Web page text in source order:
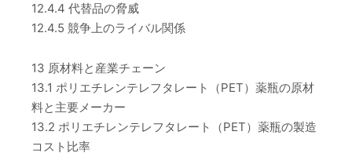
12.4.4 代替品の脅威
12.4.5 競争上のライバル関係
13 原材料と産業チェーン
13.1 ポリエチレンテレフタレート（PET）薬瓶の原材
料と主要メーカー
13.2 ポリエチレンテレフタレート（PET）薬瓶の製造
コスト比率